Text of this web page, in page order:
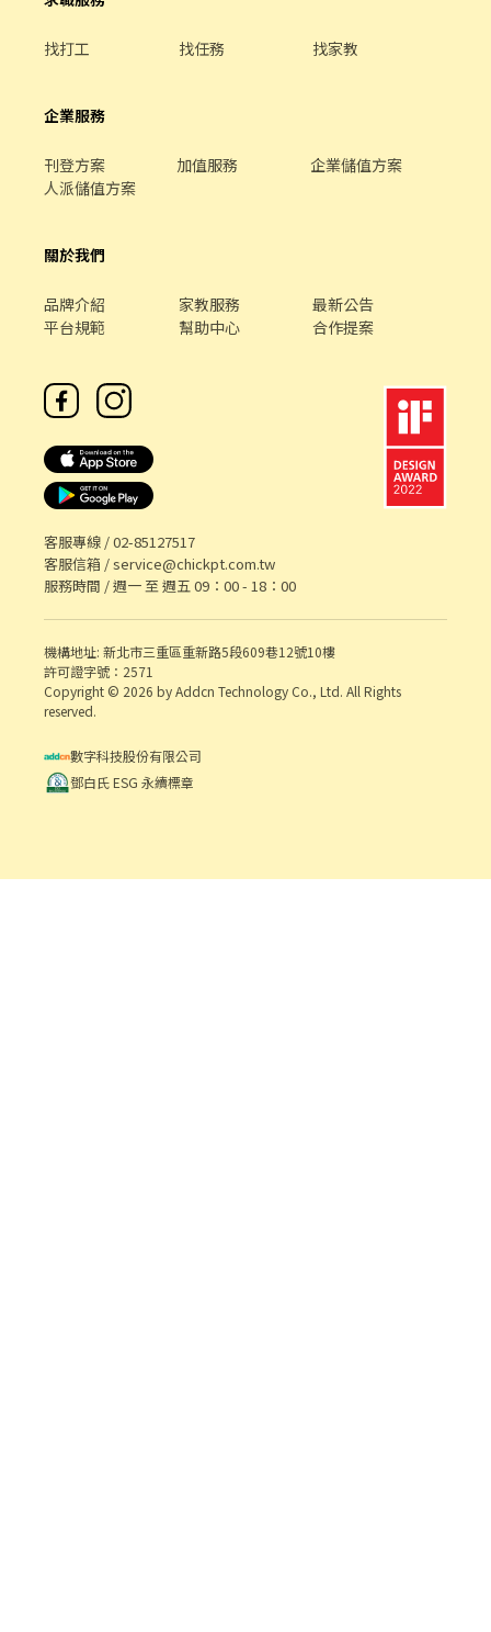
找打工 找任務 找家教
企業服務
刊登方案 加值服務
企業儲值方案
人派儲值方案
關於我們
品牌介紹 家教服務
最新公告
平台規範
幫助中心 合作提案
客服專線 /02-85127517
客服信箱 /service@chickpt.com.tw
服務時間 / 週一 至 週五 09：00 - 18：00
機構地址: 新北市三重區重新路5段609巷12號10樓
許可證字號：2571
Copyright © 2026 by Addcn Technology Co., Ltd. All Rights
reserved.
數字科技股份有限公司
鄧白氏 ESG 永續標章